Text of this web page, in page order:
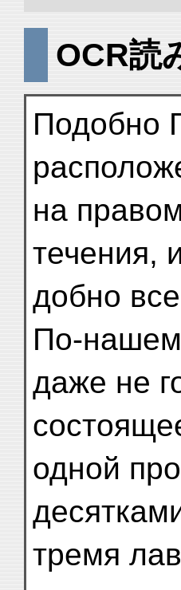
OCR読
Подобно
на
течения,
добно
По-
даже не
одной
тремя